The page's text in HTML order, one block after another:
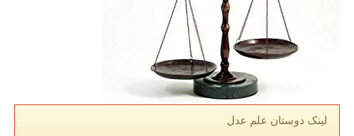
لینک دوستان علم عدل